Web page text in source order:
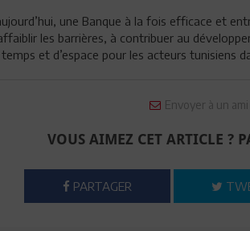
une Banque à la fois efficace et
les barrières, à contribuer au
et d’espace pour les acteurs tunisiens
Envoyer à un ami
VOUS AIMEZ CET ARTICLE ?
PARTAGER